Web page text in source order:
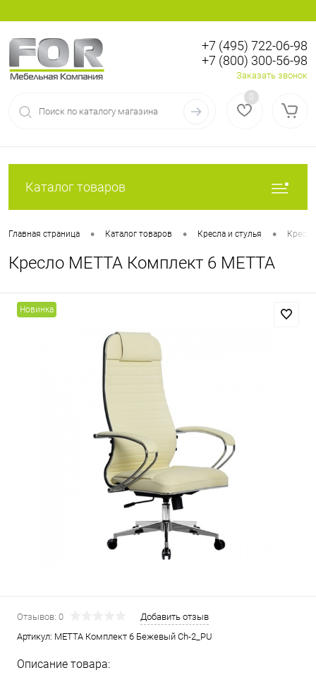
Регистрация
+7 (495) 722-06-98
+7 (800) 300-56-98
Заказать звонок
0
Каталог товаров
Главная страница • Каталог товаров • Кресла и стулья • Кресла
Кресло МЕТТА Комплект 6 МЕТТА
Новинка
Отзывов: 0
Добавить отзыв
Артикул: МЕТТА Комплект 6 Бежевый Ch-2_PU
Описание товара: